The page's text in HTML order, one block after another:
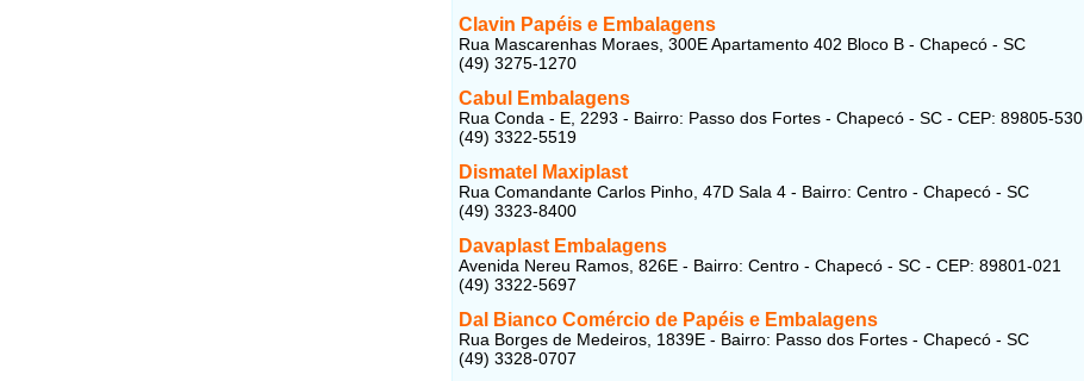
Clavin Papéis e Embalagens
Rua Mascarenhas Moraes, 300E Apartamento 402 Bloco B - Chapecó - SC
(49) 3275-1270
Cabul Embalagens
Rua Conda - E, 2293 - Bairro: Passo dos Fortes - Chapecó - SC - CEP: 89805-530
(49) 3322-5519
Dismatel Maxiplast
Rua Comandante Carlos Pinho, 47D Sala 4 - Bairro: Centro - Chapecó - SC
(49) 3323-8400
Davaplast Embalagens
Avenida Nereu Ramos, 826E - Bairro: Centro - Chapecó - SC - CEP: 89801-021
(49) 3322-5697
Dal Bianco Comércio de Papéis e Embalagens
Rua Borges de Medeiros, 1839E - Bairro: Passo dos Fortes - Chapecó - SC
(49) 3328-0707